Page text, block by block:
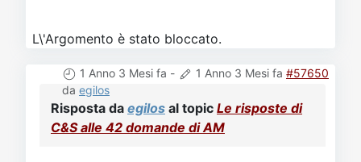
L\'Argomento è stato bloccato.
1 Anno 3 Mesi fa - 1 Anno 3 Mesi fa #57650
da egilos
Risposta da egilos al topic Le risposte di
C&S alle 42 domande di AM